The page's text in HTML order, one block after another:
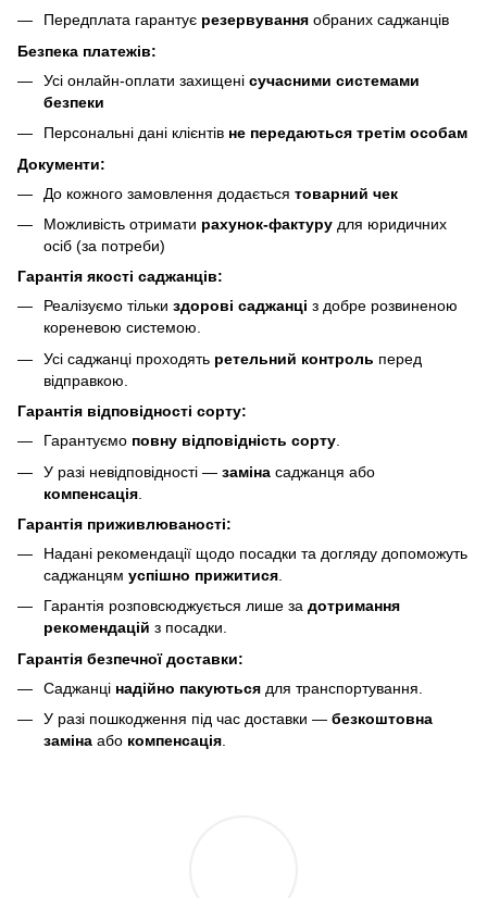
Передплата гарантує резервування обраних саджанців
Безпека платежів:
Усі онлайн-оплати захищені сучасними системами
безпеки
Персональні дані клієнтів не передаються третім особам
Документи:
До кожного замовлення додається товарний чек
Можливість отримати рахунок-фактуру для юридичних
осіб (за потреби)
Гарантія якості саджанців:
Реалізуємо тільки здорові саджанці з добре розвиненою
кореневою системою.
Усі саджанці проходять ретельний контроль перед
відправкою.
Гарантія відповідності сорту:
Гарантуємо повну відповідність сорту
У разі невідповідності — заміна саджанця або
компенсація
Гарантія приживлюваності:
Надані рекомендації щодо посадки та догляду допоможуть
саджанцям успішно прижитися
Гарантія розповсюджується лише за дотримання
рекомендацій з посадки.
Гарантія безпечної доставки:
Саджанці надійно пакуються для транспортування.
У разі пошкодження під час доставки — безкоштовна
заміна або компенсація